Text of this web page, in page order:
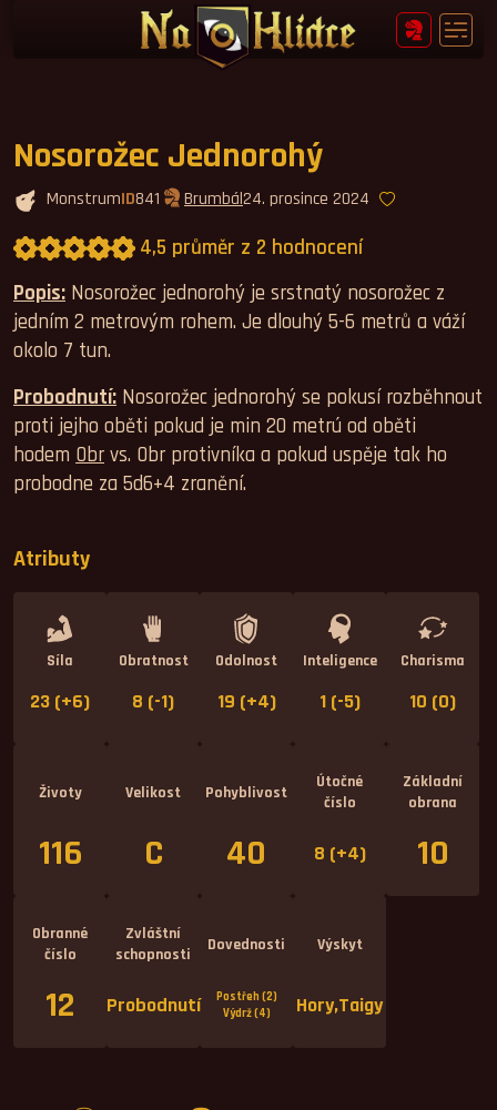
Nosorožec Jednorohý
MonstrumID841 Brumbál24. prosince 2024
4,5 průměr z 2 hodnocení
Průměrné hodnocení 4,5.
Popis: Nosorožec jednorohý je srstnatý nosorožec z
jedním 2 metrovým rohem. Je dlouhý 5-6 metrů a váží
okolo 7 tun.
Probodnutí: Nosorožec jednorohý se pokusí rozběhnout
proti jejho oběti pokud je min 20 metrú od oběti
hodem Obr vs. Obr protivníka a pokud uspěje tak ho
probodne za 5d6+4 zranění.
Atributy
Síla
23 (+6)
Obratnost
8 (-1)
Odolnost
19 (+4)
Inteligence
1 (-5)
Charisma
10 (0)
Životy
116
Velikost
C
Pohyblivost
40
Útočné
číslo
8 (+4)
Základní
obrana
10
Obranné
číslo
12
Zvláštní
schopnosti
Probodnutí
Dovednosti
Postřeh (2)
Výdrž (4)
Výskyt
Hory,Taigy